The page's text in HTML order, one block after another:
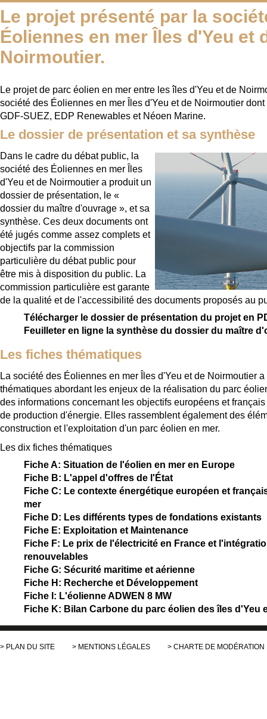
Le projet présenté par la
Éoliennes en mer Îles d'Yeu et
Noirmoutier.
Le projet de parc éolien en mer entre les îles d'Yeu et de
société des Éoliennes en mer Îles d'Yeu et de Noirmoutier
GDF-SUEZ, EDP Renewables et Néoen Marine.
Le dossier de présentation et sa synthèse
Dans le cadre du débat public, la
société des Éoliennes en mer Îles
d'Yeu et de Noirmoutier a produit un
dossier de présentation, le «
dossier du maître d'ouvrage », et sa
synthèse. Ces deux documents ont
été jugés comme assez complets et
objectifs par la commission
particulière du débat public pour
être mis à disposition du public. La
commission particulière est garante
de la qualité et de l'accessibilité des documents proposés au
Télécharger le dossier de présentation du projet en
Feuilleter en ligne la synthèse du dossier du maître
Les fiches thématiques
La société des Éoliennes en mer Îles d'Yeu et de Noirmoutier
thématiques abordant les enjeux de la réalisation du parc
des informations concernant les objectifs européens et
de production d'énergie. Elles rassemblent également des
construction et l'exploitation d'un parc éolien en mer.
Les dix fiches thématiques
Fiche A: Situation de l'éolien en mer en Europe
Fiche B: L'appel d'offres de l' État
Fiche C: Le contexte énergétique européen et
mer
Fiche D: Les différents types de fondations existants
Fiche E: Exploitation et Maintenance
Fiche F: Le prix de l'électricité en France et
renouvelables
Fiche G: Sécurité maritime et aérienne
Fiche H: Recherche et Développement
Fiche I: L'éolienne ADWEN 8 MW
Fiche K: Bilan Carbone du parc éolien des îles d'Yeu
PLAN DU SITE MENTIONS LÉGALES CHARTE DE MODÉRATION